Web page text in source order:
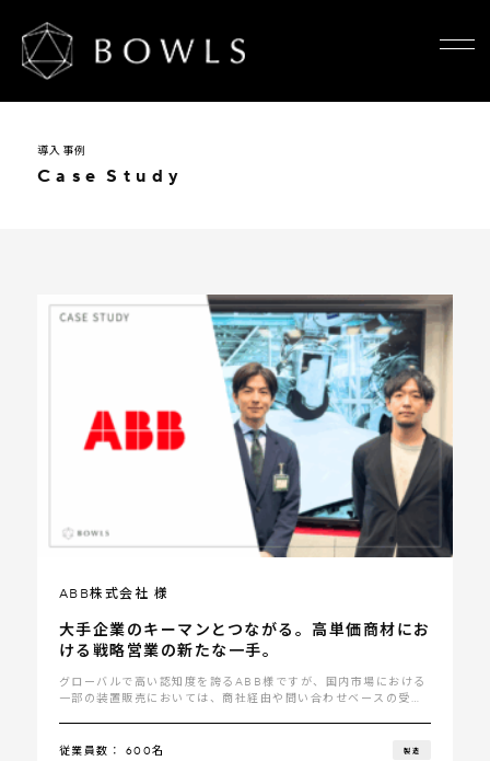
導入事例
C a s e S t u d y
ABB株式会社 様
大手企業のキーマンとつながる。高単価商材にお
ける戦略営業の新たな一手。
グローバルで高い認知度を誇るABB様ですが、国内市場における
一部の装置販売においては、商社経由や問い合わせベースの受け
従業員数： 600名 製造